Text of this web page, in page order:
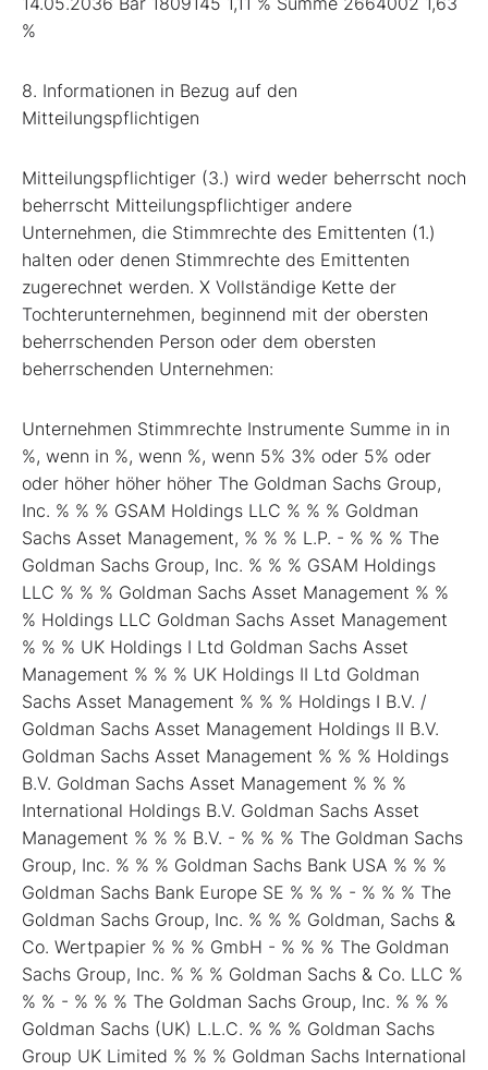
%
8. Informationen in Bezug auf den
Mitteilungspflichtigen
Mitteilungspflichtiger (3.) wird weder beherrscht noch
beherrscht Mitteilungspflichtiger andere
Unternehmen, die Stimmrechte des Emittenten (1.)
halten oder denen Stimmrechte des Emittenten
zugerechnet werden. X Vollständige Kette der
Tochterunternehmen, beginnend mit der obersten
beherrschenden Person oder dem obersten
beherrschenden Unternehmen:
Unternehmen Stimmrechte Instrumente Summe in in
%, wenn in %, wenn %, wenn 5% 3% oder 5% oder
oder höher höher höher The Goldman Sachs Group,
Inc. % % % GSAM Holdings LLC % % % Goldman
Sachs Asset Management, % % % L.P. - % % % The
Goldman Sachs Group, Inc. % % % GSAM Holdings
LLC % % % Goldman Sachs Asset Management % %
% Holdings LLC Goldman Sachs Asset Management
% % % UK Holdings I Ltd Goldman Sachs Asset
Management % % % UK Holdings II Ltd Goldman
Sachs Asset Management % % % Holdings I B.V. /
Goldman Sachs Asset Management Holdings II B.V.
Goldman Sachs Asset Management % % % Holdings
B.V. Goldman Sachs Asset Management % % %
International Holdings B.V. Goldman Sachs Asset
Management % % % B.V. - % % % The Goldman Sachs
Group, Inc. % % % Goldman Sachs Bank USA % % %
Goldman Sachs Bank Europe SE % % % - % % % The
Goldman Sachs Group, Inc. % % % Goldman, Sachs &
Co. Wertpapier % % % GmbH - % % % The Goldman
Sachs Group, Inc. % % % Goldman Sachs & Co. LLC %
% % - % % % The Goldman Sachs Group, Inc. % % %
Goldman Sachs (UK) L.L.C. % % % Goldman Sachs
Group UK Limited % % % Goldman Sachs International